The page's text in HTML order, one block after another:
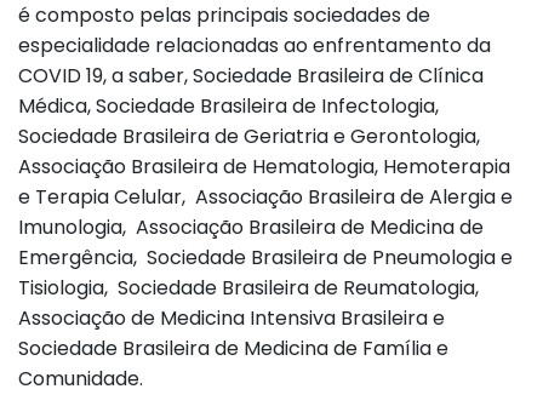
é composto pelas principais sociedades de
especialidade relacionadas ao enfrentamento da
COVID 19, a saber, Sociedade Brasileira de Clínica
Médica, Sociedade Brasileira de Infectologia,
Sociedade Brasileira de Geriatria e Gerontologia,
Associação Brasileira de Hematologia, Hemoterapia
e Terapia Celular, Associação Brasileira de Alergia e
Imunologia, Associação Brasileira de Medicina de
Emergência, Sociedade Brasileira de Pneumologia e
Tisiologia, Sociedade Brasileira de Reumatologia,
Associação de Medicina Intensiva Brasileira e
Sociedade Brasileira de Medicina de Família e
Comunidade.